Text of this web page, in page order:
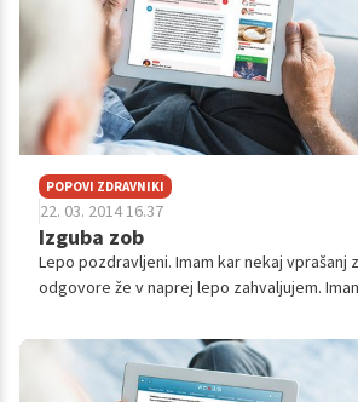
POPOVI ZDRAVNIKI
22. 03. 2014 16.37
Izguba zob
Lepo pozdravljeni. Imam kar nekaj vprašanj
odgovore že v naprej lepo zahvaljujem.
časa že razmišljam o...